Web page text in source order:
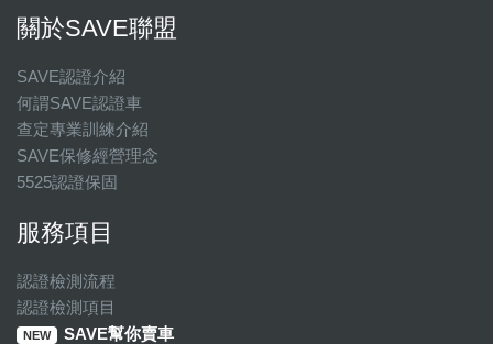
關於SAVE聯盟
SAVE認證介紹
何謂SAVE認證車
查定專業訓練介紹
SAVE保修經營理念
5525認證保固
服務項目
認證檢測流程
認證檢測項目
NEW SAVE幫你賣車